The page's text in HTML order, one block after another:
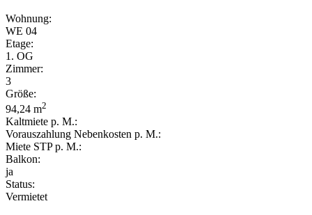
Wohnung:
WE 04
Etage:
1. OG
Zimmer:
3
Größe:
94,24 m2
Kaltmiete p. M.:
Vorauszahlung Nebenkosten p. M.:
Miete STP p. M.:
Balkon:
ja
Status:
Vermietet